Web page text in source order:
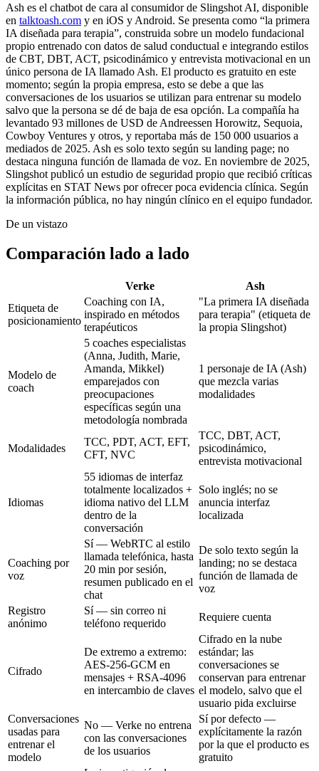
Ash es el chatbot de cara al consumidor de Slingshot AI, disponible
en talktoash.com y en iOS y Android. Se presenta como “la primera
IA diseñada para terapia”, construida sobre un modelo fundacional
propio entrenado con datos de salud conductual e integrando estilos
de CBT, DBT, ACT, psicodinámico y entrevista motivacional en un
único persona de IA llamado Ash. El producto es gratuito en este
momento; según la propia empresa, esto se debe a que las
conversaciones de los usuarios se utilizan para entrenar su modelo
salvo que la persona se dé de baja de esa opción. La compañía ha
levantado 93 millones de USD de Andreessen Horowitz, Sequoia,
Cowboy Ventures y otros, y reportaba más de 150 000 usuarios a
mediados de 2025. Ash es solo texto según su landing page; no
destaca ninguna función de llamada de voz. En noviembre de 2025,
Slingshot publicó un estudio de seguridad propio que recibió críticas
explícitas en STAT News por ofrecer poca evidencia clínica. Según
la información pública, no hay ningún clínico en el equipo fundador.
De un vistazo
Comparación lado a lado
Verke
Ash
Etiqueta de
posicionamiento
Coaching con IA,
inspirado en métodos
terapéuticos
"La primera IA diseñada
para terapia" (etiqueta de
la propia Slingshot)
Modelo de
coach
5 coaches especialistas
(Anna, Judith, Marie,
Amanda, Mikkel)
emparejados con
preocupaciones
específicas según una
metodología nombrada
1 personaje de IA (Ash)
que mezcla varias
modalidades
Modalidades
TCC, PDT, ACT, EFT,
CFT, NVC
TCC, DBT, ACT,
psicodinámico,
entrevista motivacional
Idiomas
55 idiomas de interfaz
totalmente localizados +
idioma nativo del LLM
dentro de la
conversación
Solo inglés; no se
anuncia interfaz
localizada
Coaching por
voz
Sí — WebRTC al estilo
llamada telefónica, hasta
20 min por sesión,
resumen publicado en el
chat
De solo texto según la
landing; no se destaca
función de llamada de
voz
Registro
anónimo
Sí — sin correo ni
teléfono requerido
Requiere cuenta
Cifrado
De extremo a extremo:
AES-256-GCM en
mensajes + RSA-4096
en intercambio de claves
Cifrado en la nube
estándar; las
conversaciones se
conservan para entrenar
el modelo, salvo que el
usuario pida excluirse
Conversaciones
usadas para
entrenar el
modelo
No — Verke no entrena
con las conversaciones
de los usuarios
Sí por defecto —
explícitamente la razón
por la que el producto es
gratuito